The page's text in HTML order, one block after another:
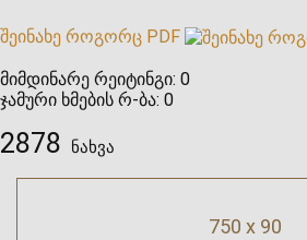
შეინახე როგორც PDF
მიმდინარე რეიტინგი: 0
ჯამური ხმების რ-ბა: 0
2878 ნახვა
750 x 90